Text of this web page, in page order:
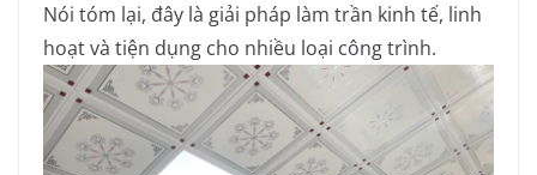
Nói tóm lại, đây là giải pháp làm trần kinh tế, linh
hoạt và tiện dụng cho nhiều loại công trình.